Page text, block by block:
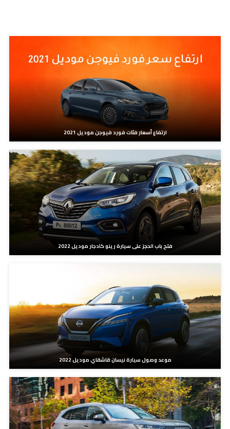
ارتفاع أسعار فئات فورد فيوجن موديل 2021
فتح باب الحجز على سيارة رينو كادجار موديل 2022
موعد وصول سيارة نيسان قاشقاي موديل 2022